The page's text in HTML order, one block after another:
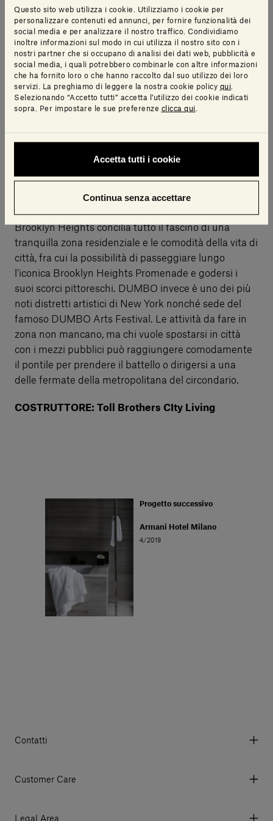
Questo sito web utilizza i cookie. Utilizziamo i cookie per
personalizzare contenuti ed annunci, per fornire funzionalità dei
social media e per analizzare il nostro traffico. Condividiamo
inoltre informazioni sul modo in cui utilizza il nostro sito con i
nostri partner che si occupano di analisi dei dati web, pubblicità e
social media, i quali potrebbero combinarle con altre informazioni
che ha fornito loro o che hanno raccolto dal suo utilizzo dei loro
servizi. La preghiamo di leggere la nostra cookie policy qui
Selezionando “Accetto tutti” accetta l’utilizzo dei cookie indicati
sopra. Per impostare le sue preferenze clicca qui
Accetta tutti i cookie
Continua senza accettare
casa. Inoltre, il complesso è adiacente a una location
davvero esclusiva, l’1 Hotel Brooklyn Bridge,
stabilimento eco-luxe con ristorante specializzato
nella preparazione di specialità a km 0, area wellness
con spa, piscina sul tetto, terrazza dedicata ai
matrimoni e spazio eventi di 2.000 metri quadrati.
dedicate ai cani e non solo. Nella sua posizione
privilegiata all’intersezione fra Brooklyn Heights e
DUMBO e gode dei benefici di entrambi i distretti.
Brooklyn Heights concilia tutto il fascino di una
tranquilla zona residenziale e le comodità della vita di
città, fra cui la possibilità di passeggiare lungo
l’iconica Brooklyn Heights Promenade e godersi i
suoi scorci pittoreschi. DUMBO invece è uno dei più
noti distretti artistici di New York nonché sede del
famoso DUMBO Arts Festival. Le attività da fare in
zona non mancano, ma chi vuole spostarsi in città
con i mezzi pubblici può raggiungere comodamente
il pontile per prendere il battello o dirigersi a una
delle fermate della metropolitana del circondario.
COSTRUTTORE: Toll Brothers CIty Living
Progetto successivo
Armani Hotel Milano
4/2019
Contatti
Tel. +39 0584 769200 - P.IVA 01748630462
© 2026 Salvatori
Customer Care
I miei ordini